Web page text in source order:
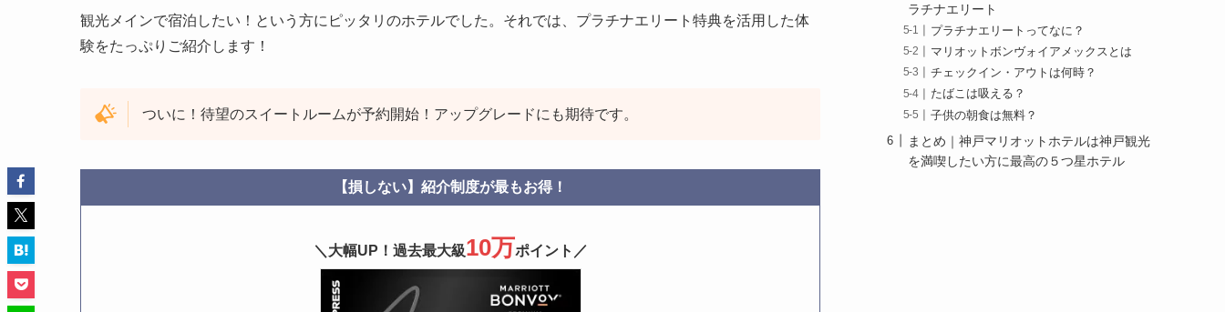
観光メインで宿泊したい！という方にピッタリのホテルでした。それでは、プラチナエリート特典を活用した体
験をたっぷりご紹介します！
ついに！待望のスイートルームが予約開始！アップグレードにも期待です。
【損しない】紹介制度が最もお得！
＼大幅UP！過去最大級10万ポイント／
ラチナエリート
プラチナエリートってなに？
マリオットボンヴォイアメックスとは
チェックイン・アウトは何時？
たばこは吸える？
子供の朝食は無料？
まとめ｜神戸マリオットホテルは神戸観光
を満喫したい方に最高の５つ星ホテル